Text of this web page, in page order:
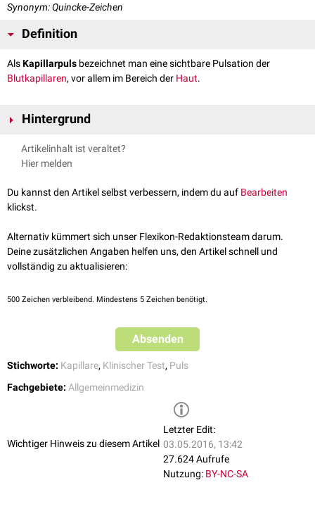
Synonym: Quincke-Zeichen
Definition
AlsKapillarpuls bezeichnet man eine sichtbare Pulsation der
Blutkapillaren, vor allem im Bereich der Haut.
Hintergrund
Wird mit einem durchsichtigen
oder auf die
Hinweis auf eine große
Blutdruckamplitude
, wie sie z.B. bei einer
Aorteninsuffizienz
Artikelinhalt ist veraltet?
Hier melden
Du kannst den Artikel selbst verbessern, indem du auf Bearbeiten
klickst.
Alternativ kümmert sich unser Flexikon-Redaktionsteam darum.
Deine zusätzlichen Angaben helfen uns, den Artikel schnell und
vollständig zu aktualisieren:
500 Zeichen verbleibend. Mindestens 5 Zeichen benötigt.
Absenden
Stichworte: Kapillare, Klinischer Test, Puls
Fachgebiete: Allgemeinmedizin
Wichtiger Hinweis zu diesem Artikel
Letzter Edit:
03.05.2016, 13:42
27.624 Aufrufe
Nutzung: BY-NC-SA